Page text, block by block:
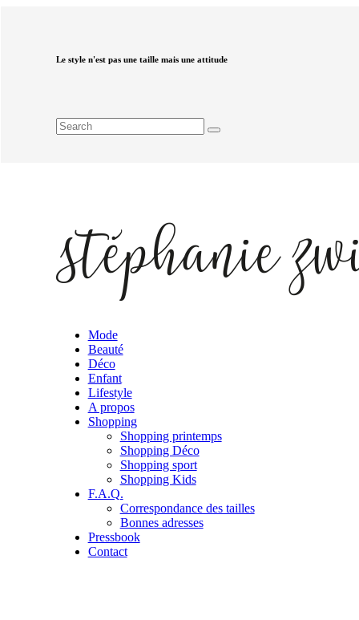
Le style n'est pas une taille mais une attitude
Mode
Beauté
Déco
Enfant
Lifestyle
A propos
Shopping
Shopping printemps
Shopping Déco
Shopping sport
Shopping Kids
F.A.Q.
Correspondance des tailles
Bonnes adresses
Pressbook
Contact